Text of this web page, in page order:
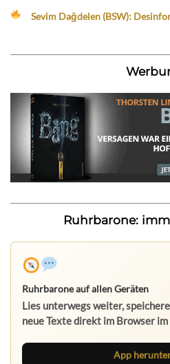
Sevim Dağdelen (BSW):
Ruhrbarone:
Ruhrbarone auf allen Geräten
Lies unterwegs weiter,
neue Texte direkt im Browser
App